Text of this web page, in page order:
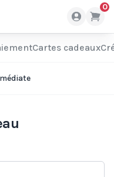
0
Cartes cadeaux